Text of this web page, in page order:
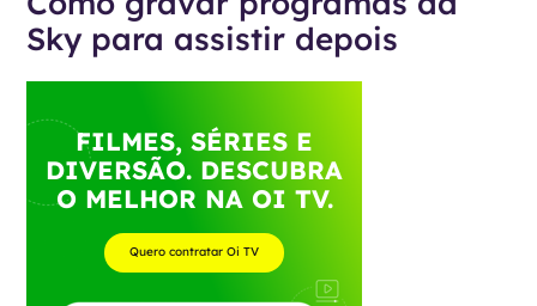
Sky para assistir depois
FILMES, SÉRIES E
DIVERSÃO. DESCUBRA
O MELHOR NA OI TV.
Quero contratar Oi TV